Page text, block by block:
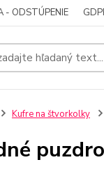
- ODSTÚPENIE
Kufre na štvorkolky